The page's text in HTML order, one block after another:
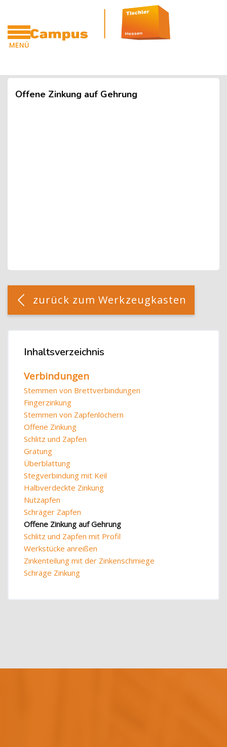
MENÜ
Zum Hauptinhalt
Blöcke
Blöcke
Offene Zinkung auf Gehrung
Blöcke
[Cocoon] Custom HTML überspringen
zurück zum Werkzeugkasten
Inhaltsverzeichnis überspringen
Inhaltsverzeichnis
Verbindungen
Stemmen von Brettverbindungen
Fingerzinkung
Stemmen von Zapfenlöchern
Offene Zinkung
Schlitz und Zapfen
Gratung
Überblattung
Stegverbindung mit Keil
Halbverdeckte Zinkung
Nutzapfen
Schräger Zapfen
Offene Zinkung auf Gehrung
Schlitz und Zapfen mit Profil
Werkstücke anreißen
Zinkenteilung mit der Zinkenschmiege
Schräge Zinkung